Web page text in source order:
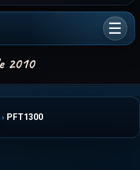
PFT1300